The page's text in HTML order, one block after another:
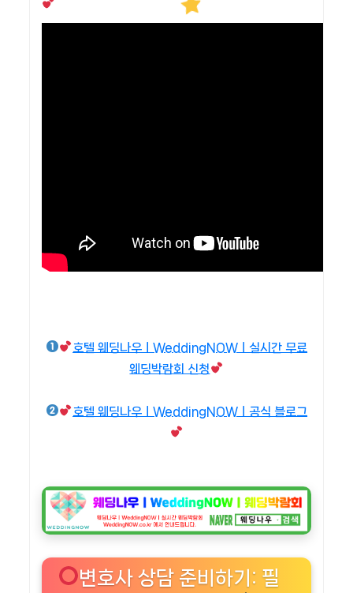
호텔 웨딩나우ㅣWeddingNOWㅣ실시간 무료
웨딩박람회 신청
호텔 웨딩나우ㅣWeddingNOWㅣ공식 블로그
변호사 상담 준비하기: 필